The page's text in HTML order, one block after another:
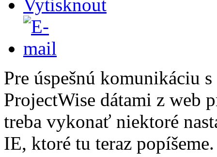
Pre úspešnú komunikáciu s
ProjectWise dátami z web
treba vykonať niektoré
IE, ktoré tu teraz popíšeme.